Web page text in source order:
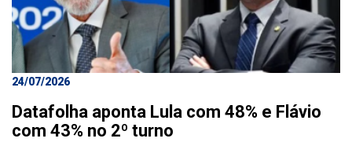
24/07/2026
Datafolha aponta Lula com 48% e Flávio
com 43% no 2º turno